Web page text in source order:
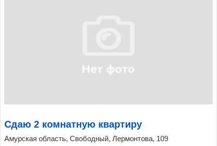
Сдаю 2 комнатную квартиру
Амурская область, Свободный, Лермонтова, 109